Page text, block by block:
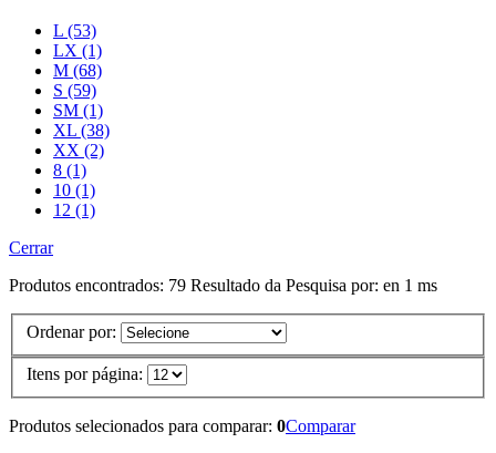
L (53)
LX (1)
M (68)
S (59)
SM (1)
XL (38)
XX (2)
8 (1)
10 (1)
12 (1)
Cerrar
Produtos encontrados: 79 Resultado da Pesquisa por: en 1 ms
Ordenar por:
Itens por página:
Produtos selecionados para comparar: 0Comparar